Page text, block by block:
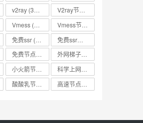
(332)
v2ray (337)
(334)
Vmess (330)
(330)
免费ssr (318)
(330)
(334)
(318) (318)